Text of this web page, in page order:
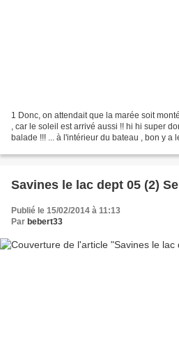
1 Donc, on attendait que la marée soit
, car le soleil est arrivé aussi !! hi hi super
balade !!! ... à l'intérieur du bateau , bon y a
Savines le lac dept 05 (2)
Publié le 15/02/2014 à 11:13
Par bebert33